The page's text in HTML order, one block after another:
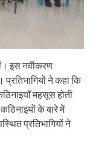
इस नवीकरण
ने कहा कि
महसूस होती
के बारे में
प्रतिभागियों ने